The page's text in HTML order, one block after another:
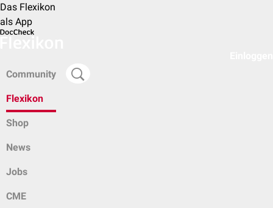
Das Flexikon
als App
Community
Flexikon
Shop
News
Jobs
CME